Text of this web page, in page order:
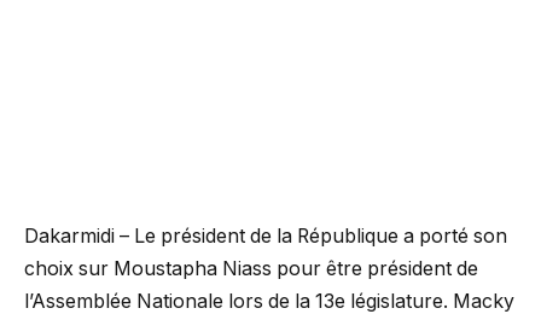
Dakarmidi – Le président de la République a porté son
choix sur Moustapha Niass pour être président de
l’Assemblée Nationale lors de la 13e législature. Macky